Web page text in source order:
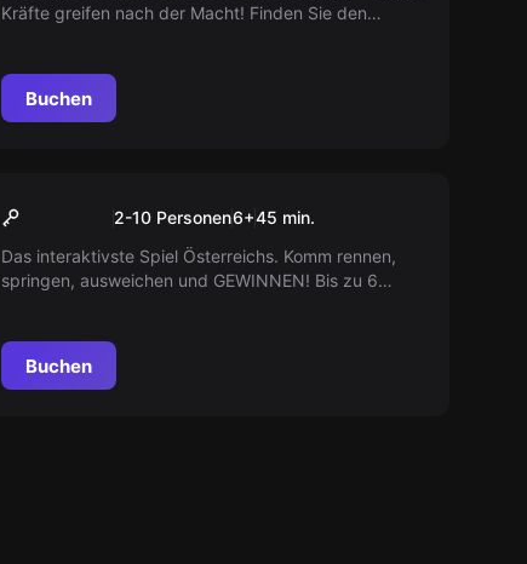
Kräfte greifen nach der Macht! Finden Sie den
Welt liegt in Ihren Händen!
Buchen
Populär
Pixel Arena2-10 Personen6+45 min.
Das interaktivste Spiel Österreichs. Komm rennen,
springen, ausweichen und GEWINNEN! Bis zu 6
Buchen